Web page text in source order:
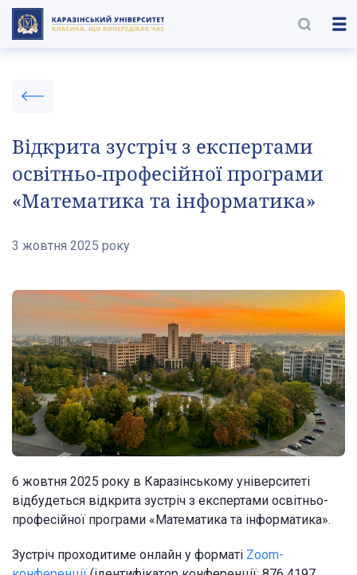
Відкрита зустріч з експертами
освітньо-професійної програми
«Математика та інформатика»
3 жовтня 2025 року
6 жовтня 2025 року в Каразінському університеті
відбудеться відкрита зустріч з експертами освітньо-
професійної програми «Математика та інформатика».
Зустріч проходитиме онлайн у форматі Zoom-